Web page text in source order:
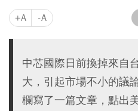
+A -A
中芯國際日前換掉來自
大，引起市場不小的議
欄寫了一篇文章，點出